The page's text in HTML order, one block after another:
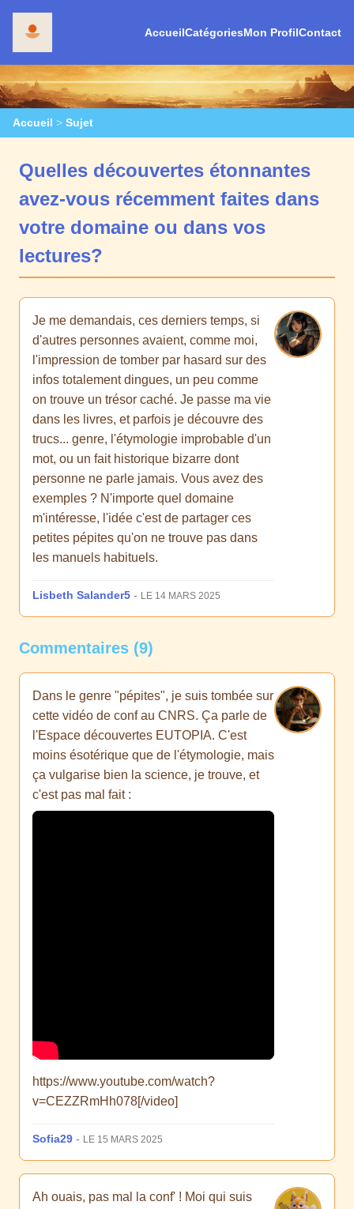
AccueilCatégoriesMon ProfilContact
Accueil > Sujet
Quelles découvertes étonnantes
avez-vous récemment faites dans
votre domaine ou dans vos
lectures?
Je me demandais, ces derniers temps, si
d'autres personnes avaient, comme moi,
l'impression de tomber par hasard sur des
infos totalement dingues, un peu comme
on trouve un trésor caché. Je passe ma vie
dans les livres, et parfois je découvre des
trucs... genre, l'étymologie improbable d'un
mot, ou un fait historique bizarre dont
personne ne parle jamais. Vous avez des
exemples ? N'importe quel domaine
m'intéresse, l'idée c'est de partager ces
petites pépites qu'on ne trouve pas dans
les manuels habituels.
Lisbeth Salander5 - LE 14 MARS 2025
Commentaires (9)
Dans le genre "pépites", je suis tombée sur
cette vidéo de conf au CNRS. Ça parle de
l'Espace découvertes EUTOPIA. C'est
moins ésotérique que de l'étymologie, mais
ça vulgarise bien la science, je trouve, et
c'est pas mal fait :
https://www.youtube.com/watch?
v=CEZZRmHh078[/video]
Sofia29 - LE 15 MARS 2025
Ah ouais, pas mal la conf' ! Moi qui suis